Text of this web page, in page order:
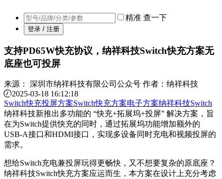
精准 查一下
登录 / 注册
支持PD65W快充协议，纳祥科技Switch快充方案无
底座也可投屏
来源： 深圳市纳祥科技有限公司公众号 作者：纳祥科技
2025-03-18 16:12:18
Switch快充投屏方案Switch快充方案电子方案纳祥科技Switch
纳祥科技新推出多功能的 “快充+拓展坞+投屏” 解决方案，旨
在为Switch提供快充的同时，通过拓展坞功能增加额外的
USB-A接口和HDMI接口，实现多设备同时充电和视频投屏的
需求。
想给Switch充电兼投屏玩得更畅快，又不想要复杂的原底座？
纳祥科技Switch快充方案应运而生，本方案在设计上充分考虑